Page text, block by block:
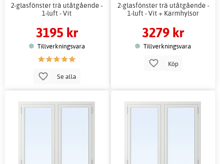
2-glasfönster trä utåtgående -
1-luft - Vit
3195 kr
Tillverkningsvara
Se alla
2-glasfönster trä utåtgående -
1-luft - Vit + Karmhylsor
3279 kr
Tillverkningsvara
Köp